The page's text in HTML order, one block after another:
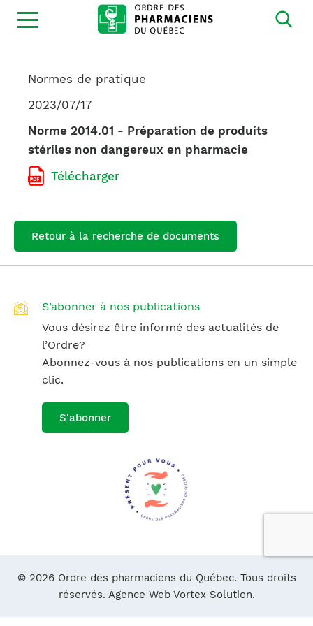
Ouvrir
la
Normes de pratique
2023/07/17
Norme 2014.01 - Préparation de produits
stériles non dangereux en pharmacie
Télécharger
Retour à la recherche de documents
S’abonner à nos publications
Vous désirez être informé des actualités de
l’Ordre?
Abonnez-vous à nos publications en un simple
clic.
S'abonner
© 2026 Ordre des pharmaciens du Québec. Tous droits
réservés. Agence Web Vortex Solution.